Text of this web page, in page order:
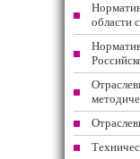
области